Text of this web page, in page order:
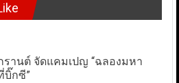
านต์ จัดแคมเปญ “ฉลองมหา
บิ๊กซี”